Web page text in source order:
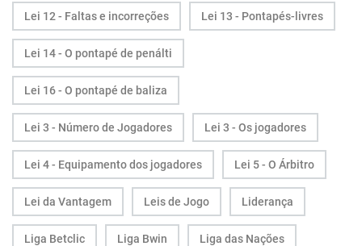
Lei 12 - Faltas e incorreções Lei 13 - Pontapés-livres
Lei 14 - O pontapé de penálti
Lei 16 - O pontapé de baliza
Lei 3 - Número de Jogadores Lei 3 - Os jogadores
Lei 4 - Equipamento dos jogadores Lei 5 - O Árbitro
Lei da Vantagem Leis de Jogo Liderança
Liga Betclic Liga Bwin Liga das Nações